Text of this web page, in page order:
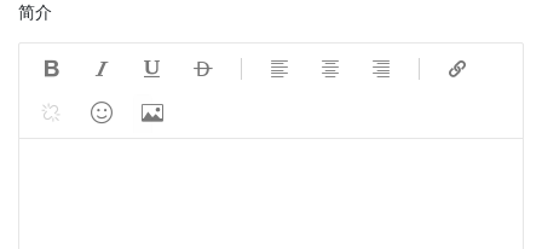
简介
       
  